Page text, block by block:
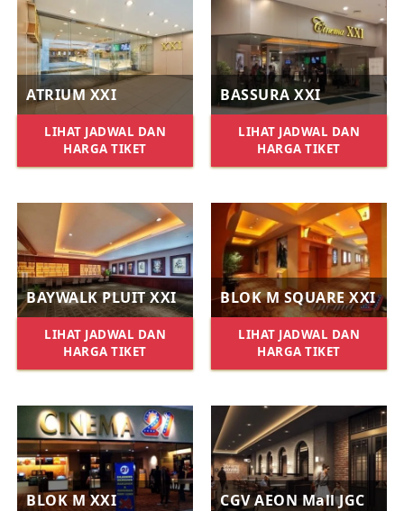
ATRIUM XXI
LIHAT JADWAL DAN
HARGA TIKET
BASSURA XXI
LIHAT JADWAL DAN
HARGA TIKET
BAYWALK PLUIT XXI
LIHAT JADWAL DAN
HARGA TIKET
BLOK M SQUARE XXI
LIHAT JADWAL DAN
HARGA TIKET
BLOK M XXI CGV AEON Mall JGC